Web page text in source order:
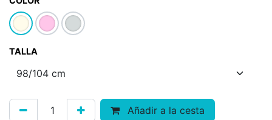
TALLA
Añadir a la cesta